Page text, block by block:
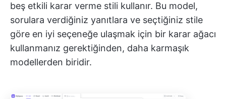
beş etkili karar verme stili kullanır. Bu model,
sorulara verdiğiniz yanıtlara ve seçtiğiniz stile
göre en iyi seçeneğe ulaşmak için bir karar ağacı
kullanmanız gerektiğinden, daha karmaşık
modellerden biridir.